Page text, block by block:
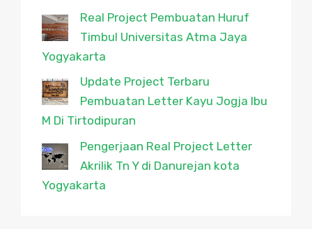
Real Project Pembuatan Huruf
Timbul Universitas Atma Jaya
Yogyakarta
Update Project Terbaru
Pembuatan Letter Kayu Jogja Ibu
M Di Tirtodipuran
Pengerjaan Real Project Letter
Akrilik Tn Y di Danurejan kota
Yogyakarta